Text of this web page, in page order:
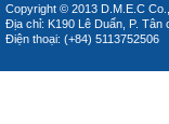
Copyright © 2013 D.M.E.C
Địa chỉ: K190 Lê Duẩn, P. Tân
Điện thoại: (+84) 5113752506